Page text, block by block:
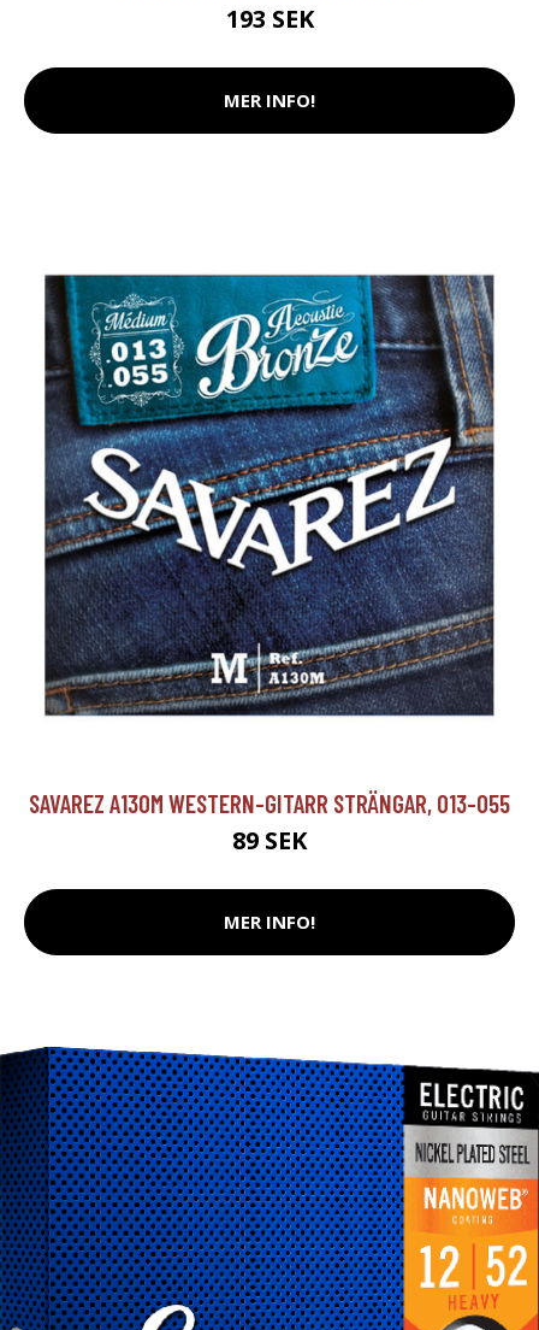
193 SEK
MER INFO!
SAVAREZ A130M WESTERN-GITARR STRÄNGAR, 013-055
89 SEK
MER INFO!